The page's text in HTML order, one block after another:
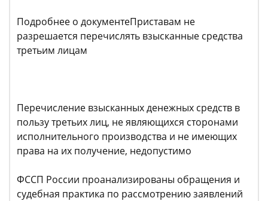
Подробнее о документеПриставам не
разрешается перечислять взысканные средства
третьим лицам
Перечисление взысканных денежных средств в
пользу третьих лиц, не являющихся сторонами
исполнительного производства и не имеющих
права на их получение, недопустимо
ФССП России проанализированы обращения и
судебная практика по рассмотрению заявлений